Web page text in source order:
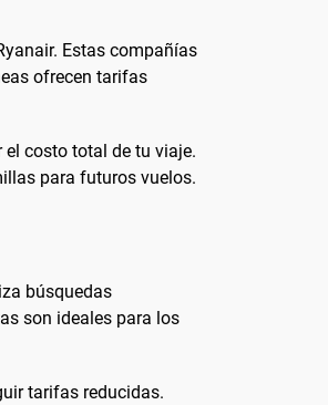
Estas compañías
ofrecen tarifas
costo total de tu viaje.
para futuros vuelos.
búsquedas
son ideales para los
tarifas reducidas.